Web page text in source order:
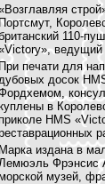
110-
ведущий
печати для
досок
в
приколе HMS
Марка издана в
Фрэнсис
морской музей,